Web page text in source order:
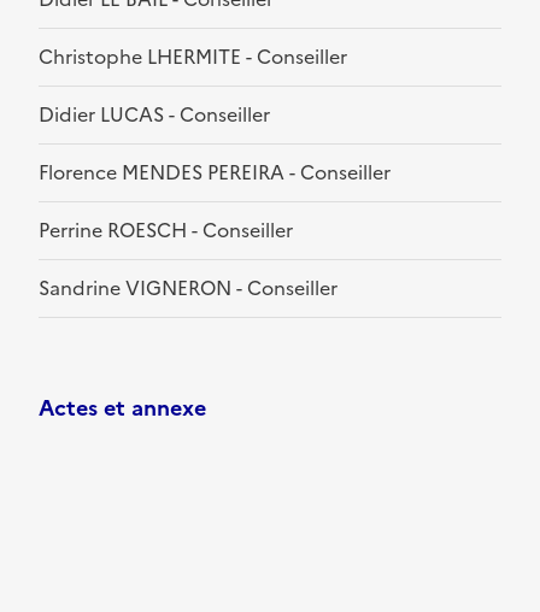
Christophe LHERMITE - Conseiller
Didier LUCAS - Conseiller
Florence MENDES PEREIRA - Conseiller
Perrine ROESCH - Conseiller
Sandrine VIGNERON - Conseiller
Actes et annexe